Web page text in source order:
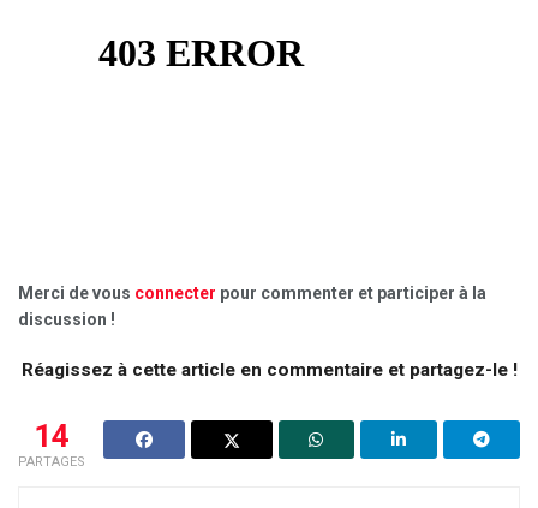
Merci de vous connecter pour commenter et participer à la
discussion !
Réagissez à cette article en commentaire et partagez-le !
14
PARTAGES